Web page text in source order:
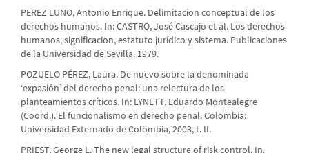
PEREZ LUNO, Antonio Enrique. Delimitacion conceptual de los
derechos humanos. In: CASTRO, José Cascajo et al. Los derechos
humanos, significacion, estatuto jurídico y sistema. Publicaciones
de la Universidad de Sevilla. 1979.
POZUELO PÉREZ, Laura. De nuevo sobre la denominada
‘expasión’ del derecho penal: una relectura de los
planteamientos críticos. In: LYNETT, Eduardo Montealegre
(Coord.). El funcionalismo en derecho penal. Colombia:
Universidad Externado de Colômbia, 2003, t. II.
PRIEST, George L. The new legal structure of risk control. In.